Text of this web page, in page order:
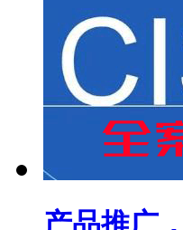
产品推广